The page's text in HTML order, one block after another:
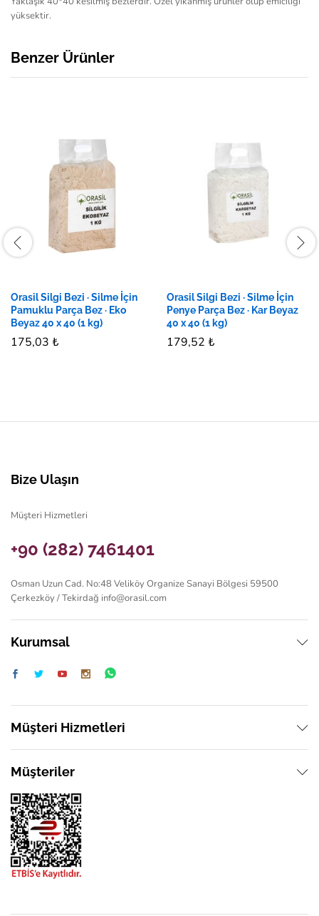
yüksektir.
Benzer Ürünler
Orasil Silgi Bezi · Silme İçin
Pamuklu Parça Bez · Eko
Beyaz 40 x 40 (1 kg)
175,03 ₺
Orasil Silgi Bezi · Silme İçin
Penye Parça Bez · Kar Beyaz
40 x 40 (1 kg)
179,52 ₺
Bize Ulaşın
Müşteri Hizmetleri
+90 (282) 7461401
Osman Uzun Cad. No:48 Veliköy Organize Sanayi Bölgesi 59500
Çerkezköy / Tekirdağ info@orasil.com
Kurumsal
Müşteri Hizmetleri
Müşteriler